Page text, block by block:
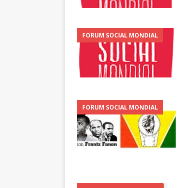
FORUM SOCIAL MONDIAL
FORUM SOCIAL MONDIAL